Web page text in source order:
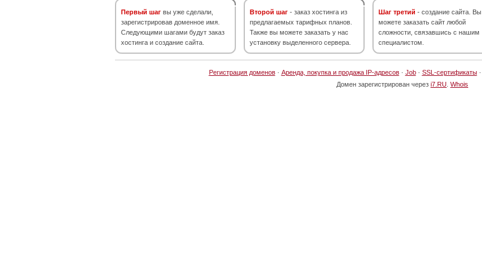
Первый шаг вы уже сделали,
зарегистрировав доменное имя.
Следующими шагами будут заказ
хостинга и создание сайта.
Второй шаг - заказ хостинга из
предлагаемых тарифных планов.
Также вы можете заказать у нас
установку выделенного сервера.
Шаг третий - создание сайта. Вы
можете заказать сайт любой
сложности, связавшись с нашим
специалистом.
Регистрация доменов· Аренда, покупка и продажа IP-адресов· Job· SSL-сертификаты·
Домен зарегистрирован через i7.RU Whois